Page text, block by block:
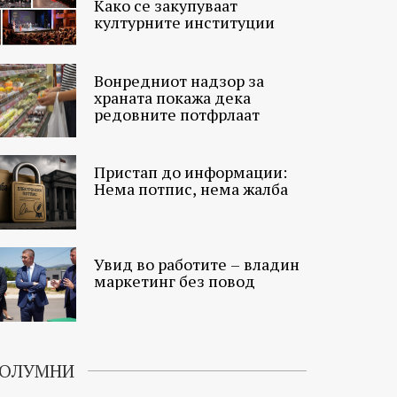
Како се закупуваат
културните институции
Вонредниот надзор за
храната покажа дека
редовните потфрлаат
Пристап до информации:
Нема потпис, нема жалба
Увид во работите – владин
маркетинг без повод